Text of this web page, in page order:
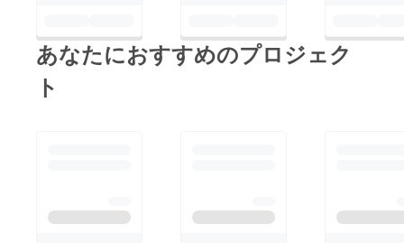
あなたにおすすめのプロジェク
ト